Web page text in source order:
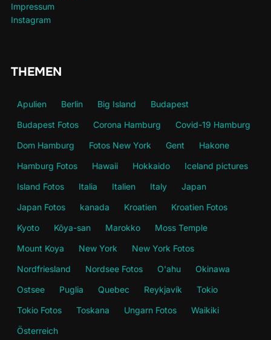
Impressum
Instagram
THEMEN
Apulien Berlin Big Island
Budapest
Budapest Fotos
Corona Hamburg
Covid-19 Hamburg
Dom Hamburg
Fotos New York Gent
Hakone
Hamburg Fotos
Hawaii Hokkaido
Iceland pictures
Island Fotos
Italia Italien Italy
Japan
Japan Fotos
kanada Kroatien
Kroatien Fotos
Kyoto
Kōya-san Marokko
Moss Temple
Mount Koya
New York
New York Fotos
Nordfriesland
Nordsee Fotos O'ahu
Okinawa
Ostsee
Puglia Quebec Reykjavík
Tokio
Tokio Fotos
Toskana Ungarn Fotos
Waikiki
Österreich